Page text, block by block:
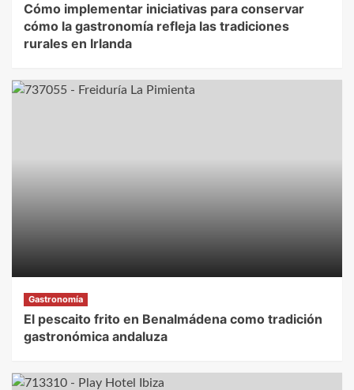
Cómo implementar iniciativas para conservar
cómo la gastronomía refleja las tradiciones
rurales en Irlanda
Gastronomía
El pescaito frito en Benalmádena como tradición
gastronómica andaluza